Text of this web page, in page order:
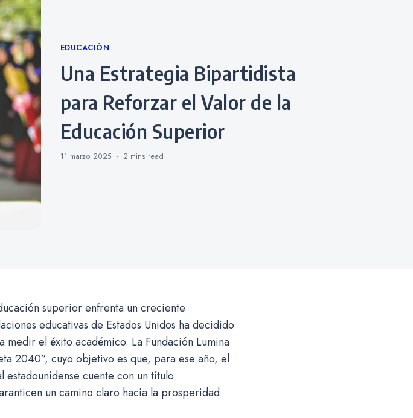
Categories
EDUCACIÓN
Una Estrategia Bipartidista
para Reforzar el Valor de la
Educación Superior
11 marzo 2025 2 mins read
superior enfrenta un creciente
educativas de Estados Unidos ha decidido
el éxito académico. La Fundación Lumina
2040”, cuyo objetivo es que, para ese año, el
cuente con un título
un camino claro hacia la prosperidad